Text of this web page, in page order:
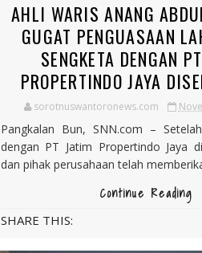
AHLI WARIS ANANG
GUGAT PENGUASAAN
SENGKETA DENGAN
PROPERTINDO JAYA
sorotnuswantoronews.com
Pangkalan Bun, SNN.com –
dengan PT Jatim Propertindo Jaya
dan pihak perusahaan telah
Continue Reading
SHARE THIS: